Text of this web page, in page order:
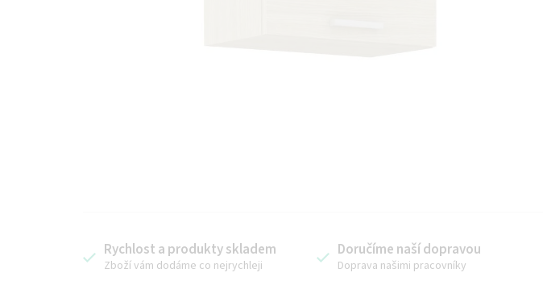
Rychlost a produkty skladem
Zboží vám dodáme co nejrychleji
Doručíme naší dopravou
Doprava našimi pracovníky